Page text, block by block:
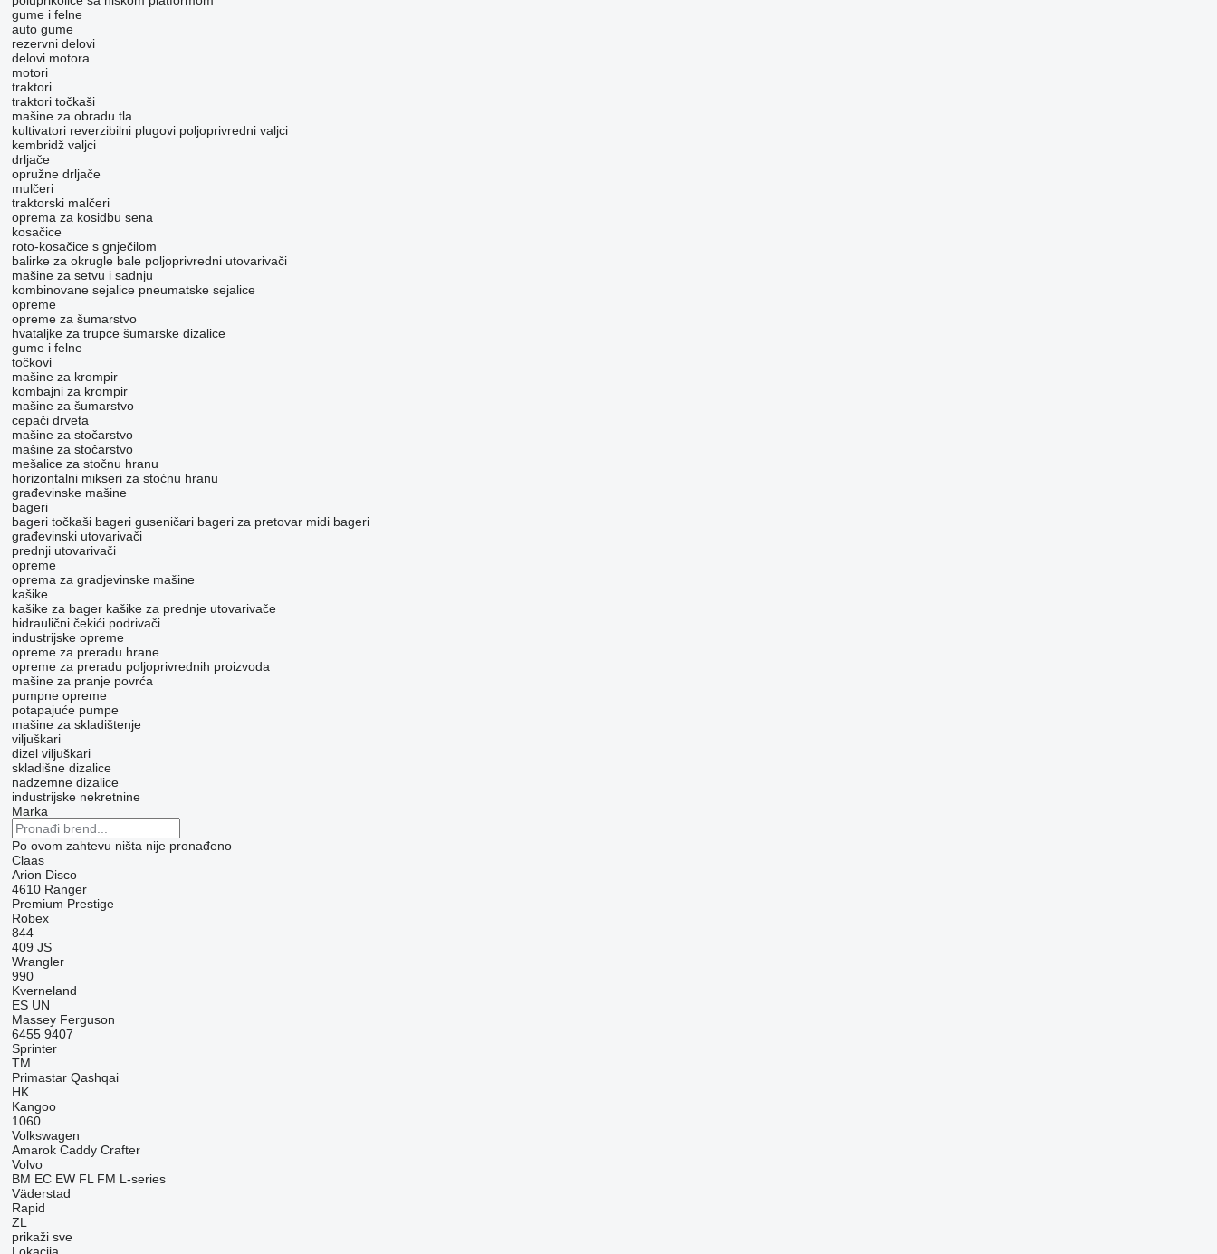
gume i felne
auto gume
rezervni delovi
delovi motora
motori
traktori
traktori točkaši
mašine za obradu tla
kultivatori reverzibilni plugovi poljoprivredni valjci
kembridž valjci
drljače
opružne drljače
mulčeri
traktorski malčeri
oprema za kosidbu sena
kosačice
roto-kosačice s gnječilom
balirke za okrugle bale poljoprivredni utovarivači
mašinе za setvu i sadnju
kombinovane sejalice pneumatske sejalice
opreme
opreme za šumarstvo
hvataljke za trupce šumarske dizalice
gume i felne
točkovi
mašine za krompir
kombajni za krompir
mašine za šumarstvo
cepači drveta
mašine za stočarstvo
mašine za stočarstvo
mešalice za stočnu hranu
horizontalni mikseri za stoćnu hranu
građevinske mašine
bageri
bageri točkaši bageri guseničari bageri za pretovar midi bageri
građevinski utovarivači
prednji utovarivači
opreme
oprema za gradjevinske mašine
kašike
kašike za bager kašike za prednje utovarivače
hidraulični čekići podrivači
industrijske opreme
opreme za preradu hrane
opreme za preradu poljoprivrednih proizvoda
mašine za pranje povrća
pumpne opreme
potapajuće pumpe
mašine za skladištenje
viljuškari
dizel viljuškari
skladišne dizalice
nadzemne dizalice
industrijske nekretnine
Marka
Po ovom zahtevu ništa nije pronađeno
Claas
Arion Disco
4610 Ranger
Premium Prestige
Robex
844
409 JS
Wrangler
990
Kverneland
ES UN
Massey Ferguson
6455 9407
Sprinter
TM
Primastar Qashqai
HK
Kangoo
1060
Volkswagen
Amarok Caddy Crafter
Volvo
BM EC EW FL FM L-series
Väderstad
Rapid
ZL
prikaži sve